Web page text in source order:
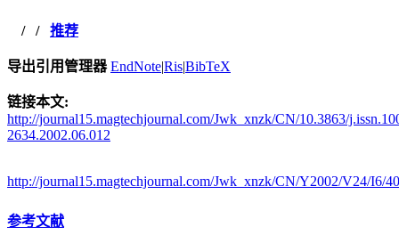
/ / 推荐
导出引用管理器 EndNote|Ris|BibTeX
链接本文:
http://journal15.magtechjournal.com/Jwk_xnzk/CN/10.3863/
2634.2002.06.012
http://journal15.magtechjournal.com/Jwk_xnzk/CN/Y2002/V24/I6/40
参考文献